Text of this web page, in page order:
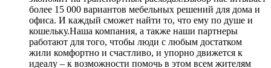
более 15 000 вариантов мебельных решений для дома и
офиса. И каждый сможет найти то, что ему по душе и
кошельку.Наша компания, а также наши партнеры
работают для того, чтобы люди с любым достатком
жили комфортно и счастливо, и упорно движется к
идеалу – к возможности помочь в этом всем жителям